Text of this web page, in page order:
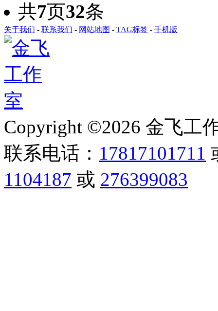
共7页32条
关于我们 - 联系我们 - 网站地图 - TAG标签 - 手机版
Copyright ©2026 金飞工
联系电话： 17817101711
1104187 或 276399083